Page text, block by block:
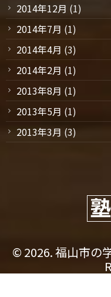
2014年12月 (1)
2014年7月 (1)
2014年4月 (3)
2014年2月 (1)
2013年8月 (1)
2013年5月 (1)
2013年3月 (3)
© 2026. 福山市